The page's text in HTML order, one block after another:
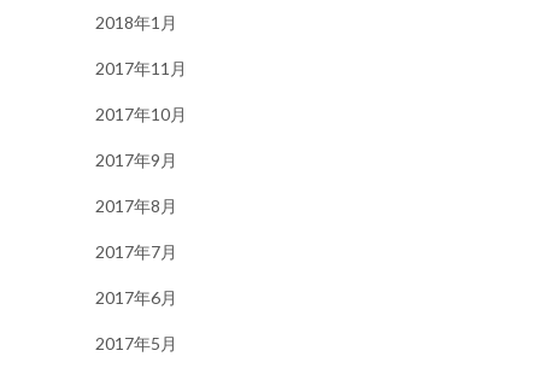
2018年1月
2017年11月
2017年10月
2017年9月
2017年8月
2017年7月
2017年6月
2017年5月